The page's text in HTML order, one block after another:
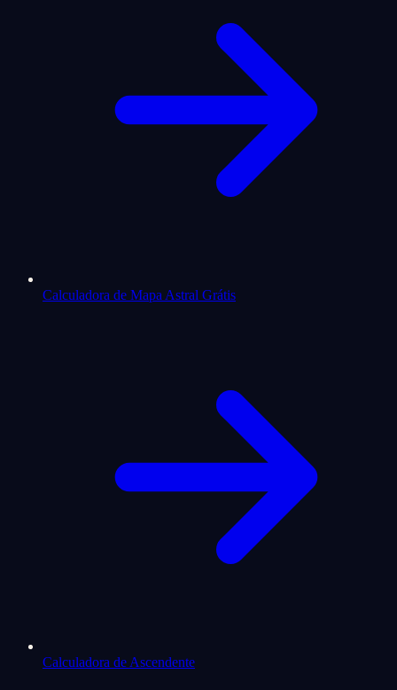
Calculadora de Mapa Astral Grátis
Calculadora de Ascendente